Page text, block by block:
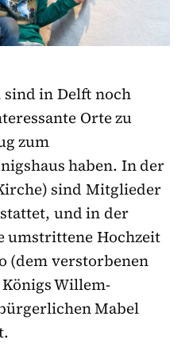
sind in Delft noch
Orte zu
zum
haben. In der
sind Mitglieder
und in der
umstrittene Hochzeit
(dem verstorbenen
Willem-
Mabel